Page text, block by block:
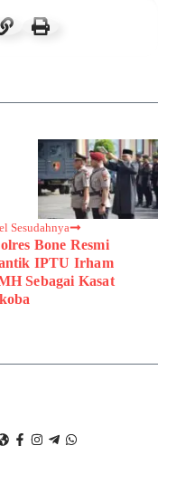
Sesudahnya
Bone Resmi
IPTU Irham
Sebagai Kasat